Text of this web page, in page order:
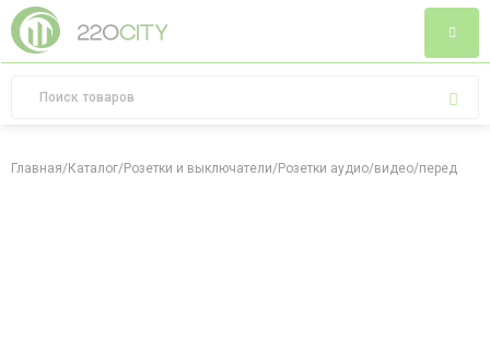
Главная/Каталог/Розетки и выключатели/Розетки аудио/видео/передача